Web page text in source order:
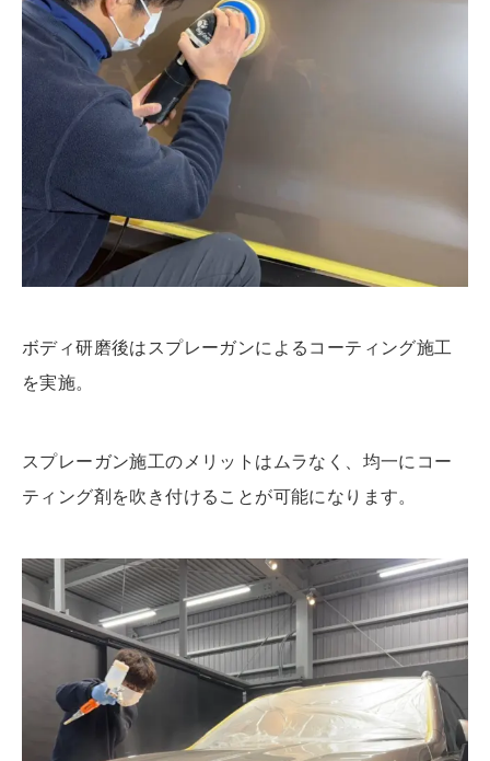
ボディ研磨後はスプレーガンによるコーティング施工
を実施。
スプレーガン施工のメリットはムラなく、均一にコー
ティング剤を吹き付けることが可能になります。